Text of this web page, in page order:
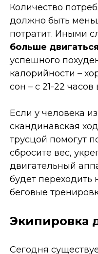
Количество
должно быть
потратит. Иными
больше двигаться
успешного
калорийности –
сон – с 21-22
Если у человека
скандинавская
трусцой помогут
сбросите вес,
двигательный
будет переходить
беговые
Экипировка
Сегодня